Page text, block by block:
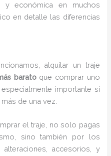
y económica en muchos
en detalle las diferencias
alquilar un traje
baratoque comprar uno
importante si
de una vez.
el traje, no solo pagas
sino también por los
accesorios, y